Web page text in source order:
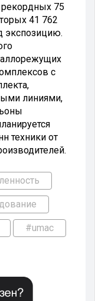
рекордных 75
41 762
экспозицию.
с
линиями,
техники от
#umac